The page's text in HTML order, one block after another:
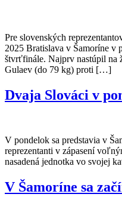
Pre slovenských
2025 Bratislava v Šamoríne v
štvrťfinále. Najprv nastúpil na
Gulaev (do 79 kg) proti […]
Dvaja Slováci v
V pondelok sa predstavia v
reprezentanti v zápasení
nasadená jednotka vo svojej
V Šamoríne sa